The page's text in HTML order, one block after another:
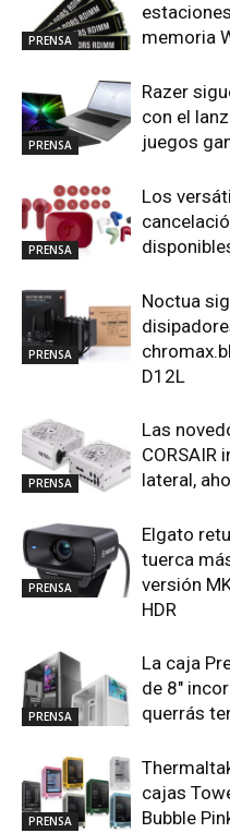
PRENSA
memoria
PRENSA
Razer
con el
juegos
PRENSA
Los
PRENSA
Noctua
D12L
PRENSA
Las
CORSAIR
lateral,
PRENSA
Elgato
tuerca
versión
HDR
PRENSA
La caja
de 8″
querrás
PRENSA
cajas
Bubble